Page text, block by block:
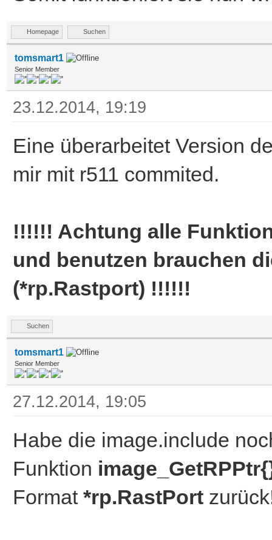
Homepage Suchen
tomsmart1
Senior Member
23.12.2014, 19:19
Eine überarbeitet Version
mir mit r511 commited.
!!!!!! Achtung alle
und benutzen brauchen
(*rp.Rastport) !!!!!!
Suchen
tomsmart1
Senior Member
27.12.2014, 19:05
Habe die image.include
Funktion
Format *rp.RastPort